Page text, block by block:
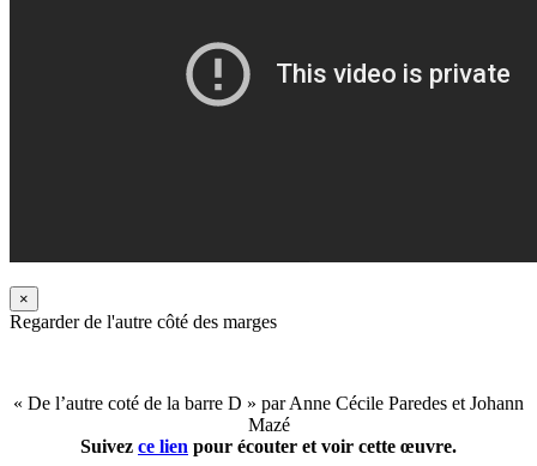
×
Regarder de l'autre côté des marges
« De l’autre coté de la barre D » par Anne Cécile Paredes et Johann
Mazé
Suivez ce lien pour écouter et voir cette œuvre.